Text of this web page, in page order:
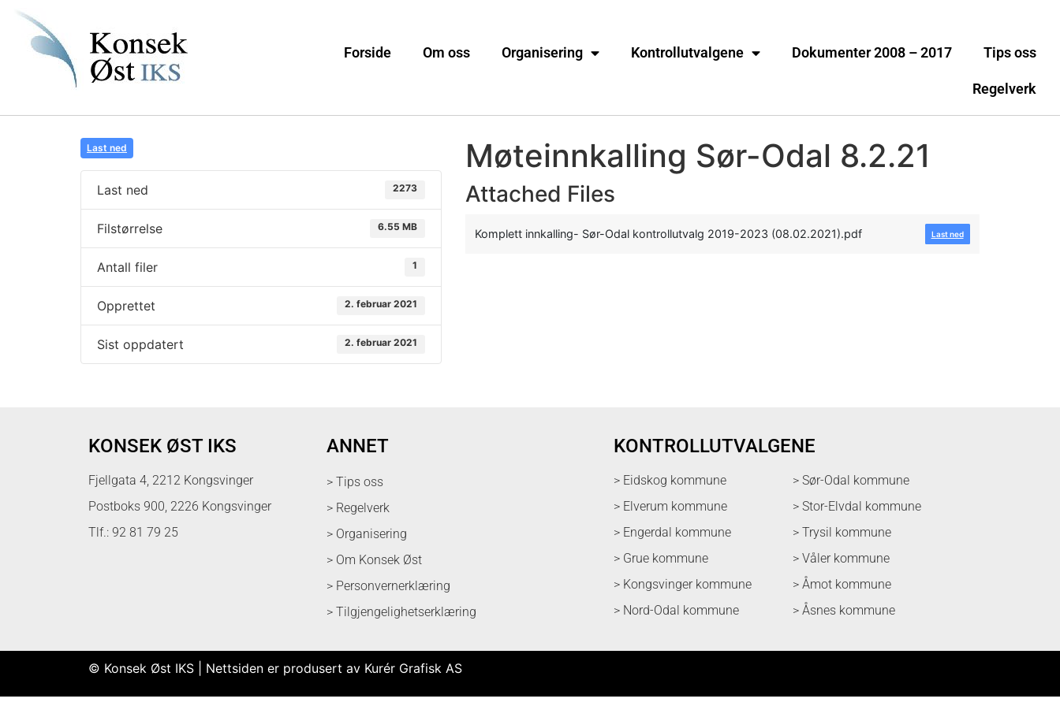
Forside Om oss Organisering Kontrollutvalgene Dokumenter 2008 – 2017 Tips oss
Regelverk
Last ned
Last ned 2273
Filstørrelse 6.55 MB
Antall filer 1
Opprettet 2. februar 2021
Sist oppdatert 2. februar 2021
Møteinnkalling Sør-Odal 8.2.21
Attached Files
Komplett innkalling- Sør-Odal kontrollutvalg 2019-2023 (08.02.2021).pdf Last ned
KONSEK ØST IKS
Fjellgata 4, 2212 Kongsvinger
Postboks 900, 2226 Kongsvinger
Tlf.: 92 81 79 25
ANNET
> Tips oss
> Regelverk
> Organisering
> Om Konsek Øst
> Personvernerklæring
> Tilgjengelighetserklæring
KONTROLLUTVALGENE
> Eidskog kommune
> Elverum kommune
> Engerdal kommune
> Grue kommune
> Kongsvinger kommune
> Nord-Odal kommune
> Sør-Odal kommune
> Stor-Elvdal kommune
> Trysil kommune
> Våler kommune
> Åmot kommune
> Åsnes kommune
© Konsek Øst IKS | Nettsiden er produsert av Kurér Grafisk AS